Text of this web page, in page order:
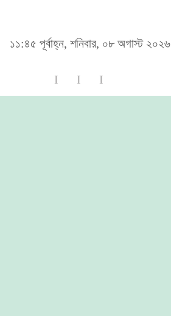
১১:৪৫ পূর্বাহ্ন, শনিবার, ০৮ অগাস্ট ২০২৬